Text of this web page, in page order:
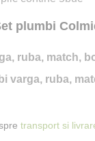
plumbi
ruba, match,
varga, ruba,
transport si